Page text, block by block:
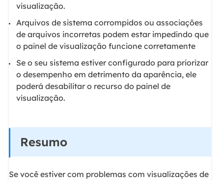
visualização.
Arquivos de sistema corrompidos ou associações
de arquivos incorretas podem estar impedindo que
o painel de visualização funcione corretamente
Se o seu sistema estiver configurado para priorizar
o desempenho em detrimento da aparência, ele
poderá desabilitar o recurso do painel de
visualização.
Resumo
Se você estiver com problemas com visualizações de